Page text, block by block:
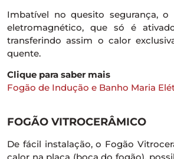
Imbatível no quesito segurança,
eletromagnético, que só é
transferindo assim o calor
quente.
Clique para saber mais
Fogão de Indução e Banho Maria
FOGÃO VITROCERÂMICO
De fácil instalação, o Fogão
calor na placa (boca do fogão),